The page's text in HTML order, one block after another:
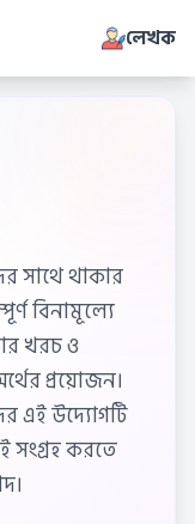
লেখক
সাথে থাকার
বিনামূল্যে
খরচ ও
প্রয়োজন।
এই উদ্যোগটি
সংগ্রহ করতে